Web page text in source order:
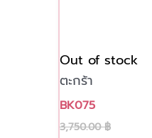
Out of stock
ตะกร้า
BK075
3,750.00฿